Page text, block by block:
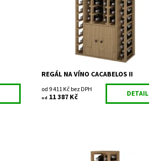
Dostupnost:
Do 3 týdnů
EX2516
Expovinalia
REGÁL NA VÍNO CACABELOS II
od 9 411 Kč bez DPH
od 11 387 Kč DETAIL